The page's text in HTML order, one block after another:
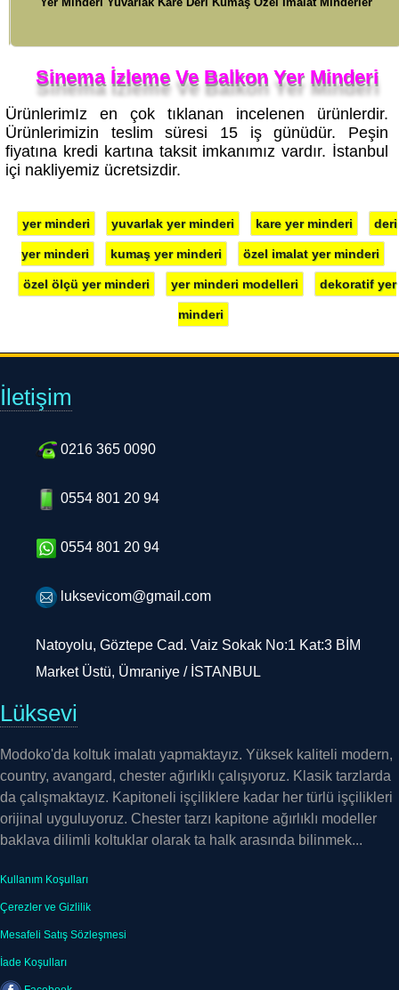
Sinema İzleme Ve Balkon Yer Minderi
ÜrünlerimIz en çok tıklanan incelenen ürünlerdir.
Ürünlerimizin teslim süresi 15 iş günüdür. Peşin
fiyatına kredi kartına taksit imkanımız vardır. İstanbul
içi nakliyemiz ücretsizdir.
yer minderi yuvarlak yer minderi kare yer minderi deri
yer minderi kumaş yer minderi özel imalat yer minderi
özel ölçü yer minderi yer minderi modelleri dekoratif yer
minderi
İletişim
Market Üstü, Ümraniye / İSTANBUL
Lüksevi
country, avangard, chester ağırlıklı çalışıyoruz. Klasik tarzlarda
da çalışmaktayız. Kapitoneli işçiliklere kadar her türlü işçilikleri
orijinal uyguluyoruz. Chester tarzı kapitone ağırlıklı modeller
baklava dilimli koltuklar olarak ta halk arasında bilinmek...